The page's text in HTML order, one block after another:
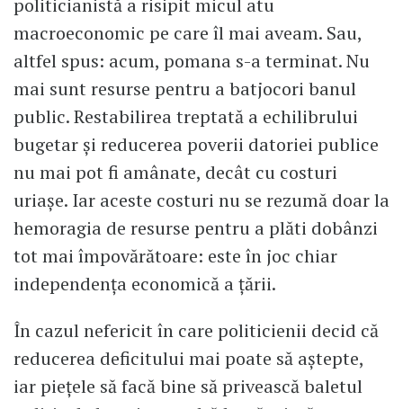
politicianistă a risipit micul atu
macroeconomic pe care îl mai aveam. Sau,
altfel spus: acum, pomana s-a terminat. Nu
mai sunt resurse pentru a batjocori banul
public. Restabilirea treptată a echilibrului
bugetar și reducerea poverii datoriei publice
nu mai pot fi amânate, decât cu costuri
uriașe. Iar aceste costuri nu se rezumă doar la
hemoragia de resurse pentru a plăti dobânzi
tot mai împovărătoare: este în joc chiar
independența economică a țării.
În cazul nefericit în care politicienii decid că
reducerea deficitului mai poate să aștepte,
iar piețele să facă bine să privească baletul